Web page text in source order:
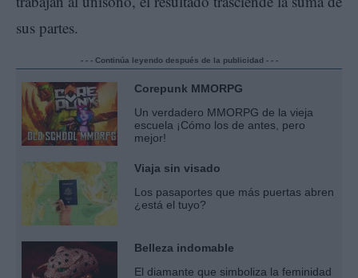
sus partes.
- - - Continúa leyendo después de la publicidad - - -
Corepunk MMORPG
Un verdadero MMORPG de la vieja
escuela ¡Cómo los de antes, pero
mejor!
Viaja sin visado
Los pasaportes que más puertas abren
¿está el tuyo?
Belleza indomable
El diamante que simboliza la feminidad